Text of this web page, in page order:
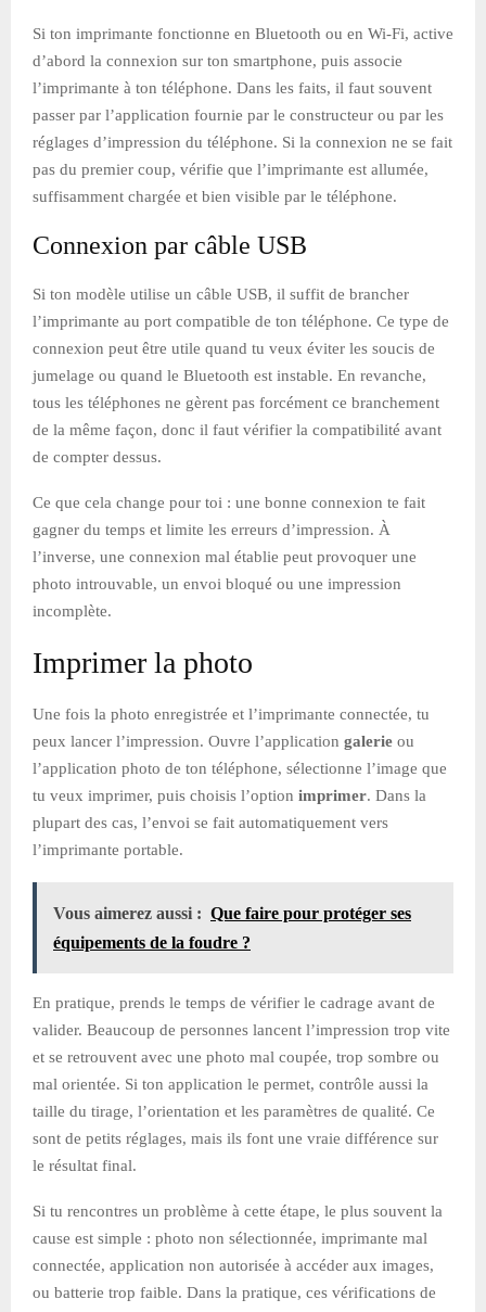
Si ton imprimante fonctionne en Bluetooth ou en Wi-Fi, active
d’abord la connexion sur ton smartphone, puis associe
l’imprimante à ton téléphone. Dans les faits, il faut souvent
passer par l’application fournie par le constructeur ou par les
réglages d’impression du téléphone. Si la connexion ne se fait
pas du premier coup, vérifie que l’imprimante est allumée,
suffisamment chargée et bien visible par le téléphone.
Connexion par câble USB
Si ton modèle utilise un câble USB, il suffit de brancher
l’imprimante au port compatible de ton téléphone. Ce type de
connexion peut être utile quand tu veux éviter les soucis de
jumelage ou quand le Bluetooth est instable. En revanche,
tous les téléphones ne gèrent pas forcément ce branchement
de la même façon, donc il faut vérifier la compatibilité avant
de compter dessus.
Ce que cela change pour toi : une bonne connexion te fait
gagner du temps et limite les erreurs d’impression. À
l’inverse, une connexion mal établie peut provoquer une
photo introuvable, un envoi bloqué ou une impression
incomplète.
Imprimer la photo
Une fois la photo enregistrée et l’imprimante connectée, tu
peux lancer l’impression. Ouvre l’application galerie ou
l’application photo de ton téléphone, sélectionne l’image que
tu veux imprimer, puis choisis l’option imprimer. Dans la
plupart des cas, l’envoi se fait automatiquement vers
l’imprimante portable.
Vous aimerez aussi : Que faire pour protéger ses
équipements de la foudre ?
En pratique, prends le temps de vérifier le cadrage avant de
valider. Beaucoup de personnes lancent l’impression trop vite
et se retrouvent avec une photo mal coupée, trop sombre ou
mal orientée. Si ton application le permet, contrôle aussi la
taille du tirage, l’orientation et les paramètres de qualité. Ce
sont de petits réglages, mais ils font une vraie différence sur
le résultat final.
Si tu rencontres un problème à cette étape, le plus souvent la
cause est simple : photo non sélectionnée, imprimante mal
connectée, application non autorisée à accéder aux images,
ou batterie trop faible. Dans la pratique, ces vérifications de